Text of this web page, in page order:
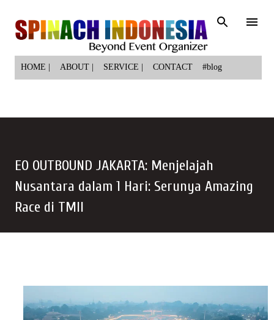
HOME | ABOUT | SERVICE | CONTACT #blog
EO OUTBOUND JAKARTA: Menjelajah
Nusantara dalam 1 Hari: Serunya Amazing
Race di TMII